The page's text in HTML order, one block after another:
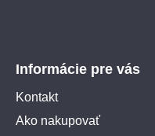
Informácie pre vás
Kontakt
Ako nakupovať